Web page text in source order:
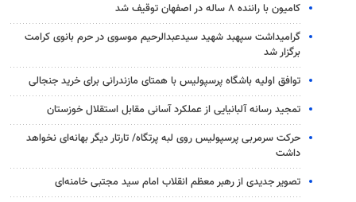
کامیون با راننده ۸ ساله در اصفهان توقیف شد
گرامیداشت سپهبد شهید سیدعبدالرحیم موسوی در حرم بانوی کرامت
برگزار شد
توافق اولیه باشگاه پرسپولیس با همتای مازندرانی برای خرید جنجالی
تمجید رسانه آلبانیایی از عملکرد آسانی مقابل استقلال خوزستان
حرکت سرمربی پرسپولیس روی لبه پرتگاه/ تارتار دیگر بهانه‌ای نخواهد
داشت
تصویر جدیدی از رهبر معظم انقلاب امام سید مجتبی خامنه‌ای